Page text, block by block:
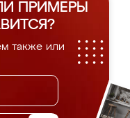
ПРИМЕРЫ
также или